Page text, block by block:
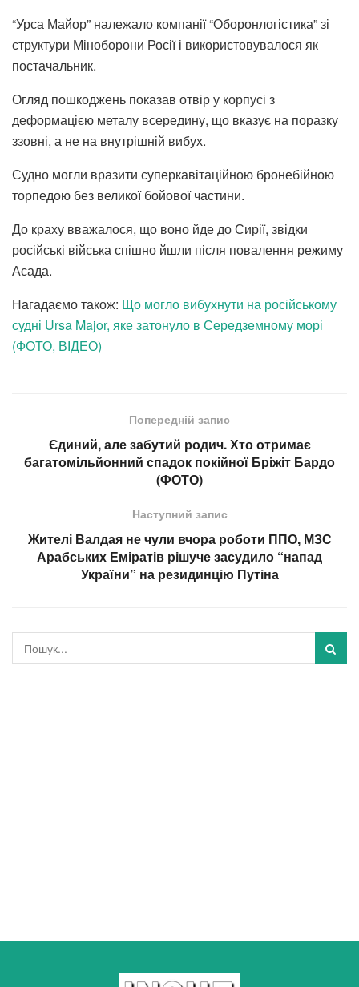
“Урса Майор” належало компанії “Оборонлогістика” зі
структури Міноборони Росії і використовувалося як
постачальник.
Огляд пошкоджень показав отвір у корпусі з
деформацією металу всередину, що вказує на поразку
ззовні, а не на внутрішній вибух.
Судно могли вразити суперкавітаційною бронебійною
торпедою без великої бойової частини.
До краху вважалося, що воно йде до Сирії, звідки
російські війська спішно йшли після повалення режиму
Асада.
Нагадаємо також: Що могло вибухнути на російському
судні Ursa Major, яке затонуло в Середземному морі
(ФОТО, ВІДЕО)
Попередній запис
Єдиний, але забутий родич. Хто отримає
багатомільйонний спадок покійної Бріжіт Бардо
(ФОТО)
Наступний запис
Жителі Валдая не чули вчора роботи ППО, МЗС
Арабських Еміратів рішуче засудило “напад
України” на резидинцію Путіна